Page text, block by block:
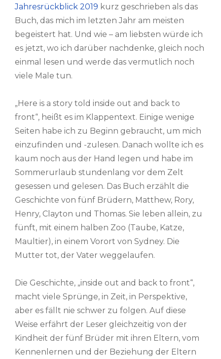
Jahresrückblick 2019 kurz geschrieben als das
Buch, das mich im letzten Jahr am meisten
begeistert hat. Und wie – am liebsten würde ich
es jetzt, wo ich darüber nachdenke, gleich noch
einmal lesen und werde das vermutlich noch
viele Male tun.
„Here is a story told inside out and back to
front“, heißt es im Klappentext. Einige wenige
Seiten habe ich zu Beginn gebraucht, um mich
einzufinden und -zulesen. Danach wollte ich es
kaum noch aus der Hand legen und habe im
Sommerurlaub stundenlang vor dem Zelt
gesessen und gelesen. Das Buch erzählt die
Geschichte von fünf Brüdern, Matthew, Rory,
Henry, Clayton und Thomas. Sie leben allein, zu
fünft, mit einem halben Zoo (Taube, Katze,
Maultier), in einem Vorort von Sydney. Die
Mutter tot, der Vater weggelaufen.
Die Geschichte, „inside out and back to front“,
macht viele Sprünge, in Zeit, in Perspektive,
aber es fällt nie schwer zu folgen. Auf diese
Weise erfährt der Leser gleichzeitig von der
Kindheit der fünf Brüder mit ihren Eltern, vom
Kennenlernen und der Beziehung der Eltern